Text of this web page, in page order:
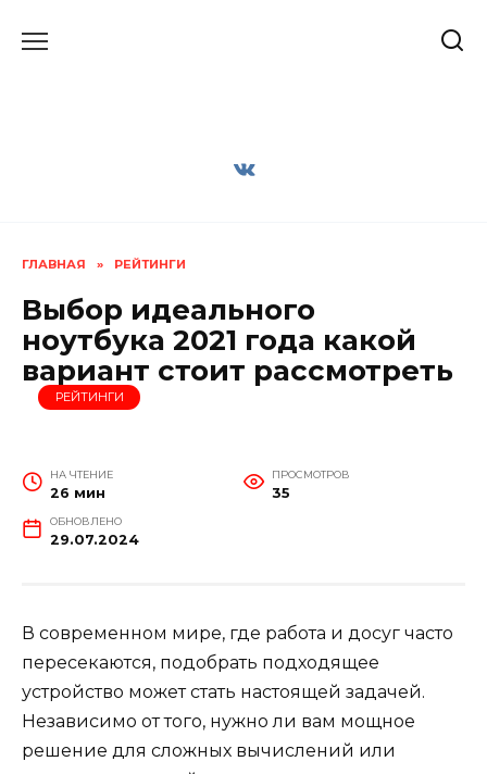
ГЛАВНАЯ » РЕЙТИНГИ
Выбор идеального
ноутбука 2021 года какой
вариант стоит рассмотреть
РЕЙТИНГИ
НА ЧТЕНИЕ
26 мин
ПРОСМОТРОВ
35
ОБНОВЛЕНО
29.07.2024
В современном мире, где работа и досуг часто
пересекаются, подобрать подходящее
устройство может стать настоящей задачей.
Независимо от того, нужно ли вам мощное
решение для сложных вычислений или